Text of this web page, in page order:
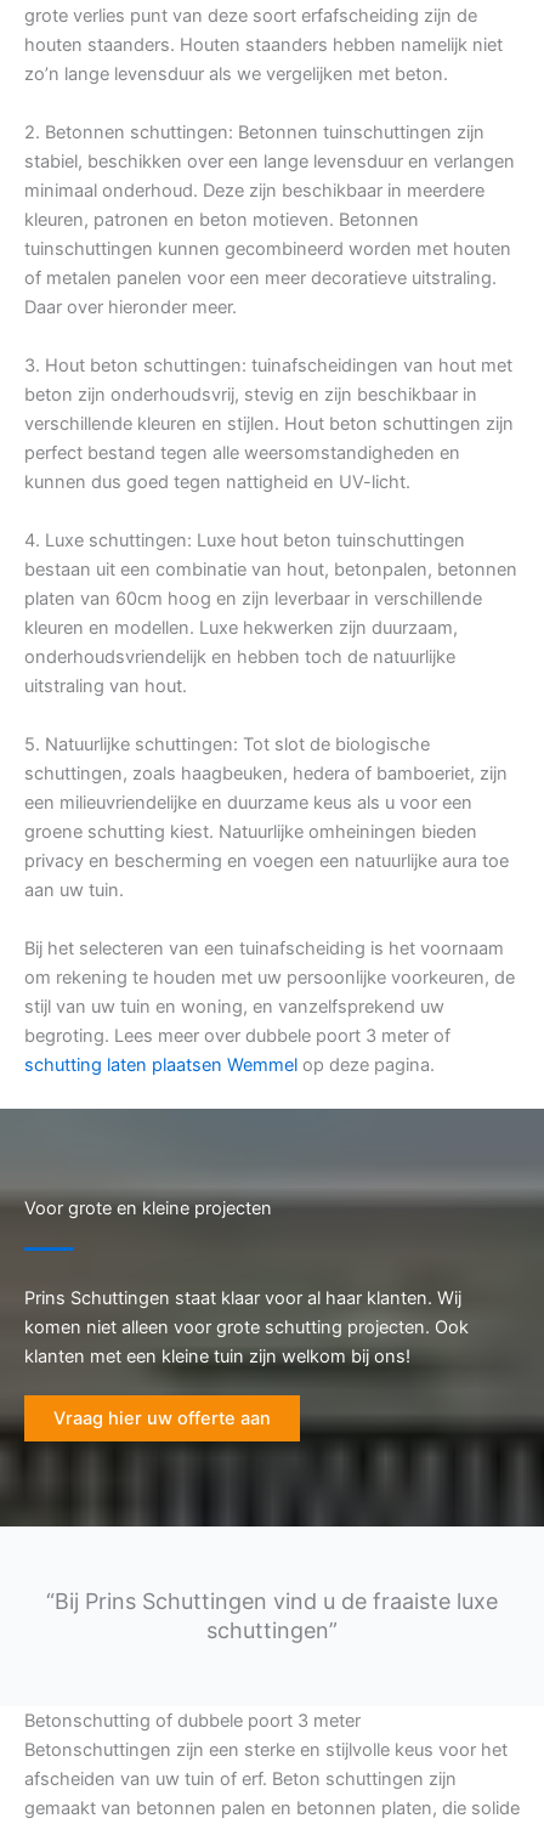
grote verlies punt van deze soort erfafscheiding zijn de
houten staanders. Houten staanders hebben namelijk niet
zo’n lange levensduur als we vergelijken met beton.
2. Betonnen schuttingen: Betonnen tuinschuttingen zijn
stabiel, beschikken over een lange levensduur en verlangen
minimaal onderhoud. Deze zijn beschikbaar in meerdere
kleuren, patronen en beton motieven. Betonnen
tuinschuttingen kunnen gecombineerd worden met houten
of metalen panelen voor een meer decoratieve uitstraling.
Daar over hieronder meer.
3. Hout beton schuttingen: tuinafscheidingen van hout met
beton zijn onderhoudsvrij, stevig en zijn beschikbaar in
verschillende kleuren en stijlen. Hout beton schuttingen zijn
perfect bestand tegen alle weersomstandigheden en
kunnen dus goed tegen nattigheid en UV-licht.
4. Luxe schuttingen: Luxe hout beton tuinschuttingen
bestaan uit een combinatie van hout, betonpalen, betonnen
platen van 60cm hoog en zijn leverbaar in verschillende
kleuren en modellen. Luxe hekwerken zijn duurzaam,
onderhoudsvriendelijk en hebben toch de natuurlijke
uitstraling van hout.
5. Natuurlijke schuttingen: Tot slot de biologische
schuttingen, zoals haagbeuken, hedera of bamboeriet, zijn
een milieuvriendelijke en duurzame keus als u voor een
groene schutting kiest. Natuurlijke omheiningen bieden
privacy en bescherming en voegen een natuurlijke aura toe
aan uw tuin.
Bij het selecteren van een tuinafscheiding is het voornaam
om rekening te houden met uw persoonlijke voorkeuren, de
stijl van uw tuin en woning, en vanzelfsprekend uw
begroting. Lees meer over dubbele poort 3 meter of
schutting laten plaatsen Wemmel op deze pagina.
Voor grote en kleine projecten
Prins Schuttingen staat klaar voor al haar klanten. Wij
komen niet alleen voor grote schutting projecten. Ook
klanten met een kleine tuin zijn welkom bij ons!
Vraag hier uw offerte aan
“Bij Prins Schuttingen vind u de fraaiste luxe
schuttingen”
Betonschutting of dubbele poort 3 meter
Betonschuttingen zijn een sterke en stijlvolle keus voor het
afscheiden van uw tuin of erf. Beton schuttingen zijn
gemaakt van betonnen palen en betonnen platen, die solide